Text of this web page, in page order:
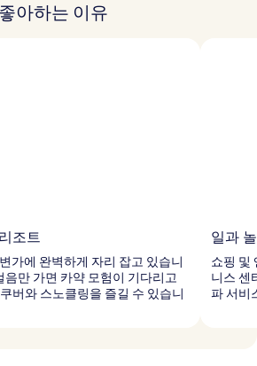
아하는 이유
조트
가에 완벽하게 자리 잡고 있습니
음만 가면 카약 모험이 기다리고
버와 스노클링을 즐길 수 있습니
일과
쇼핑 및
니스 센
파 서비